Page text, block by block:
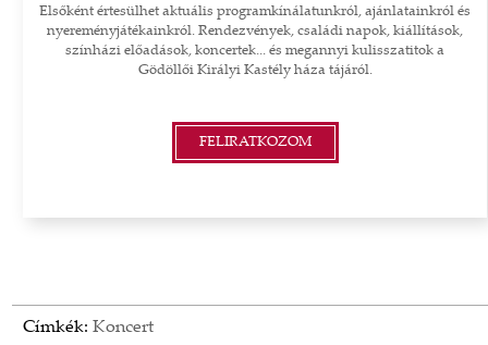
Elsőként értesülhet aktuális programkínálatunkról, ajánlatainkról és
nyereményjátékainkról. Rendezvények, családi napok, kiállítások,
színházi előadások, koncertek... és megannyi kulisszatitok a
Gödöllői Királyi Kastély háza tájáról.
FELIRATKOZOM
Címkék: Koncert